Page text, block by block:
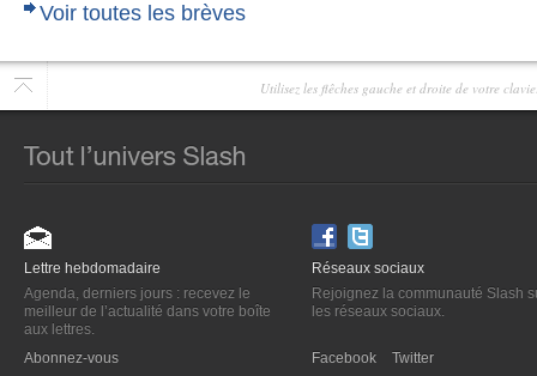
Voir toutes les brèves
Utilisez les flêches gauche et droite de votre
Lettre hebdomadaire
Agenda, derniers jours : recevez le
meilleur de l’actualité dans votre boîte
aux lettres.
Abonnez-vous
Réseaux sociaux
Rejoignez la communauté Slash
les réseaux sociaux.
Facebook Twitter